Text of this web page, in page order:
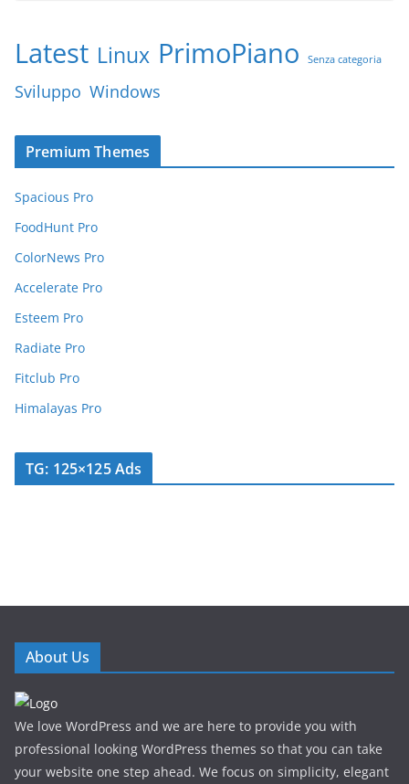
Latest Linux PrimoPiano Senza categoria
Sviluppo Windows
Premium Themes
Spacious Pro
FoodHunt Pro
ColorNews Pro
Accelerate Pro
Esteem Pro
Radiate Pro
Fitclub Pro
Himalayas Pro
TG: 125×125 Ads
About Us
We love WordPress and we are here to provide you with
professional looking WordPress themes so that you can take
your website one step ahead. We focus on simplicity, elegant